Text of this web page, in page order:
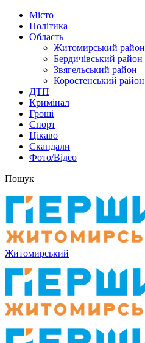
Місто
Політика
Область
Житомирський район
Бердичівський район
Звягельський район
Коростенський район
ДТП
Кримінал
Гроші
Спорт
Цікаво
Скандали
Фото/Відео
Пошук
Житомирський